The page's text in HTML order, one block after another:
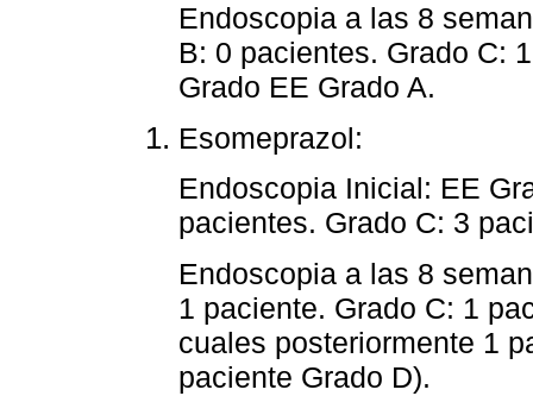
Endoscopia a las 8
B: 0 pacientes. Grado C:
Grado EE Grado A.
Esomeprazol:
Endoscopia Inicial: EE
pacientes. Grado C: 3
Endoscopia a las 8
1 paciente. Grado C: 1
cuales posteriormente 1
paciente Grado D).